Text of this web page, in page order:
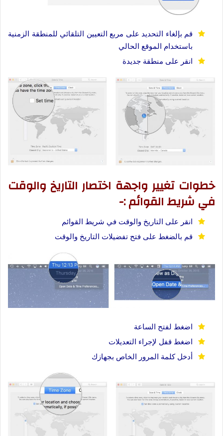
قم بإلغاء التحديد على مربع التعيين التلقائي للمنطقة الزمنية
باستخدام الموقع الحالي
انقر على منطقة جديدة
خطوات تغيير واجهة اختصار التاريخ والوقت
في شريط القوائم :-
انقر على التاريخ والوقت في شريط القوائم
قم بالضغط على فتح تفضيلات التاريخ والوقت
اضغط لفتح الساعة
اضغط قفل لإجراء التعديلات
أدخل كلمة المرور الخاص بجهازك